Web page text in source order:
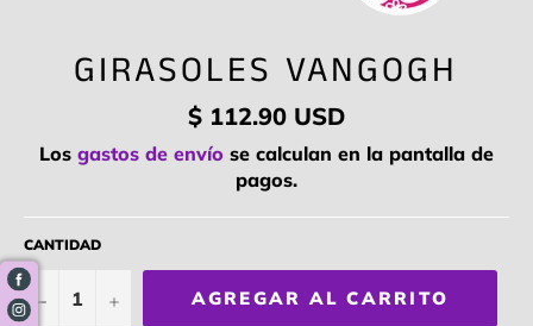
GIRASOLES VANGOGH
Precio
habitual
$ 112.90 USD
Los gastos de envío se calculan en la pantalla de
pagos.
CANTIDAD
− + AGREGAR AL CARRITO